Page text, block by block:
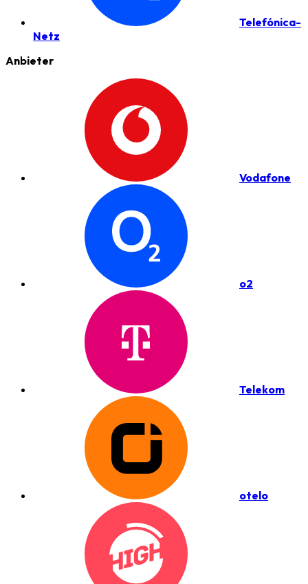
Telefónica-
Netz
Anbieter
Vodafone
o2
Telekom
otelo